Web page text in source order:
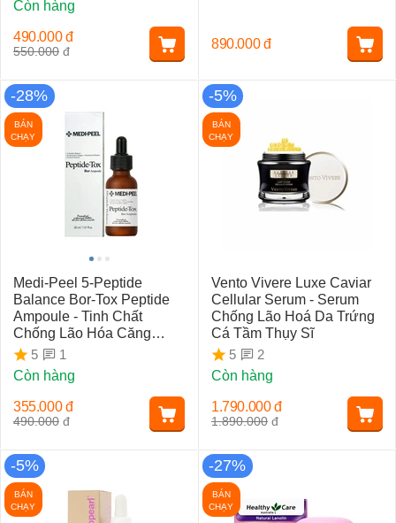
Còn hàng
550.000 đ
490.000 đ 890.000 đ
-28%
BÁN
CHẠY
Medi-Peel 5-Peptide
Balance Bor-Tox Peptide
Ampoule - Tinh Chất
Chống Lão Hóa Căng
Bóng Da
5
1
Còn hàng
490.000 đ
355.000 đ
-5%
BÁN
CHẠY
Vento Vivere Luxe Caviar
Cellular Serum - Serum
Chống Lão Hoá Da Trứng
Cá Tầm Thụy Sĩ
5
2
Còn hàng
1.890.000 đ
1.790.000 đ
-5%
BÁN
CHẠY
-27%
BÁN
CHẠY